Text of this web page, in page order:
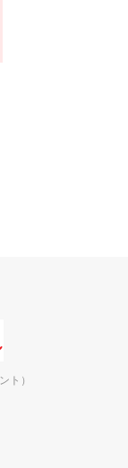
ト）